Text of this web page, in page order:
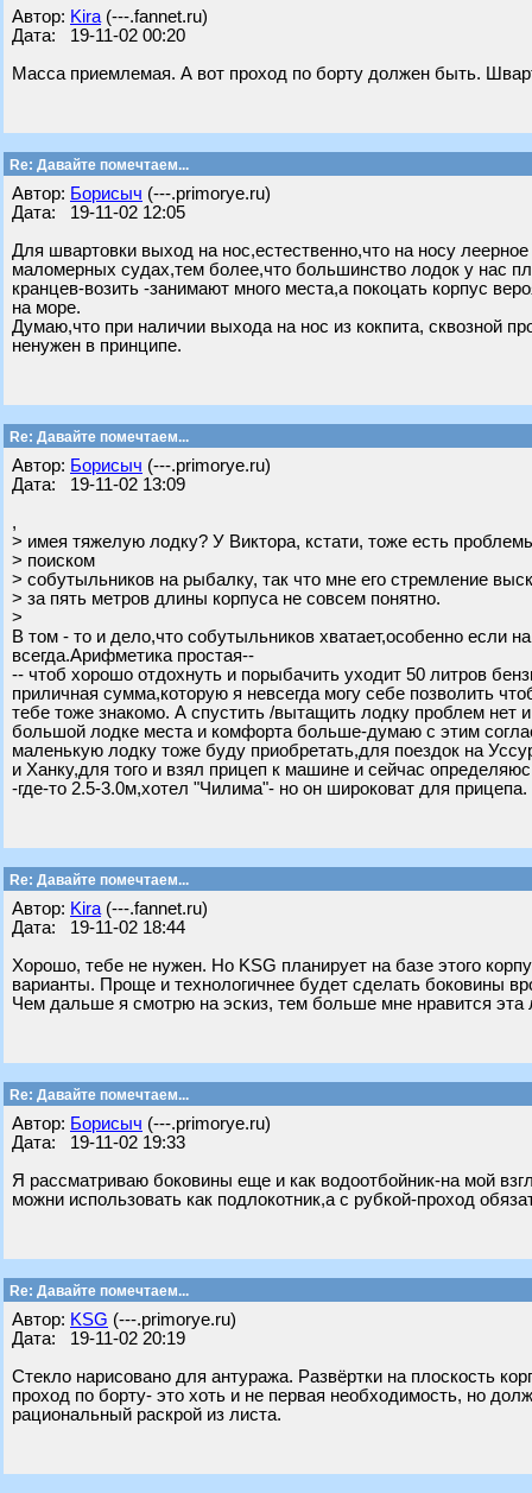
Автор: Kira (---.fannet.ru)
Дата: 19-11-02 00:20
Масса приемлемая. А вот проход по борту должен быть.
Re: Давайте помечтаем...
Автор: Борисыч (---.primorye.ru)
Дата: 19-11-02 12:05
Для швартовки выход на нос,естественно,что на носу
маломерных судах,тем более,что большинство лодок у нас
кранцев-возить -занимают много места,а покоцать корпус
на море.
Думаю,что при наличии выхода на нос из кокпита, сквозной
ненужен в принципе.
Re: Давайте помечтаем...
Автор: Борисыч (---.primorye.ru)
Дата: 19-11-02 13:09
,
> имея тяжелую лодку? У Виктора, кстати, тоже есть
> поиском
> собутыльников на рыбалку, так что мне его стремление
> за пять метров длины корпуса не совсем понятно.
>
В том - то и дело,что собутыльников хватает,особенно если
всегда.Арифметика простая--
-- чтоб хорошо отдохнуть и порыбачить уходит 50 литров
приличная сумма,которую я невсегда могу себе позволить
тебе тоже знакомо. А спустить /вытащить лодку проблем
большой лодке места и комфорта больше-думаю с этим
маленькую лодку тоже буду приобретать,для поездок на
и Ханку,для того и взял прицеп к машине и сейчас
-где-то 2.5-3.0м,хотел "Чилима"- но он широковат для прицепа.
Re: Давайте помечтаем...
Автор: Kira (---.fannet.ru)
Дата: 19-11-02 18:44
Хорошо, тебе не нужен. Но KSG планирует на базе этого
варианты. Проще и технологичнее будет сделать боковины
Чем дальше я смотрю на эскиз, тем больше мне нравится эта
Re: Давайте помечтаем...
Автор: Борисыч (---.primorye.ru)
Дата: 19-11-02 19:33
Я рассматриваю боковины еще и как водоотбойник-на мой
можни использовать как подлокотник,а с рубкой-проход
Re: Давайте помечтаем...
Автор: KSG (---.primorye.ru)
Дата: 19-11-02 20:19
Стекло нарисовано для антуража. Развёртки на плоскость
проход по борту- это хоть и не первая необходимость, но
рациональный раскрой из листа.